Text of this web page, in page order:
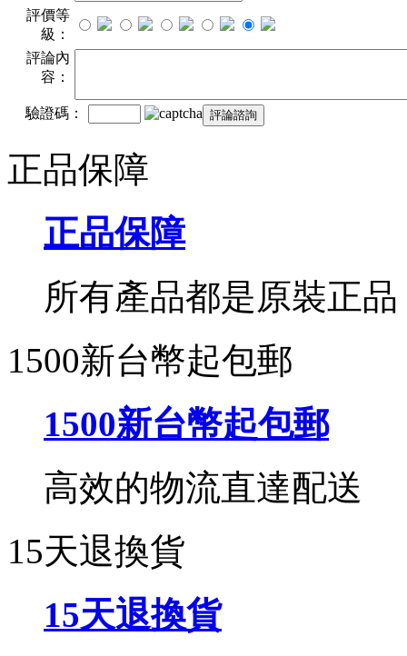
評價等
級：
評論內
容：
驗證碼：
正品保障
正品保障
所有產品都是原裝正品
1500新台幣起包郵
1500新台幣起包郵
高效的物流直達配送
15天退換貨
15天退換貨